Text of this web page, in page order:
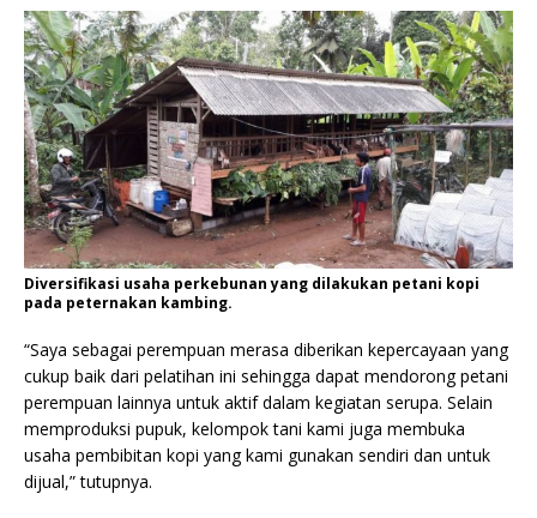
Diversifikasi usaha perkebunan yang dilakukan petani kopi
pada peternakan kambing.
“Saya sebagai perempuan merasa diberikan kepercayaan yang
cukup baik dari pelatihan ini sehingga dapat mendorong petani
perempuan lainnya untuk aktif dalam kegiatan serupa. Selain
memproduksi pupuk, kelompok tani kami juga membuka
usaha pembibitan kopi yang kami gunakan sendiri dan untuk
dijual,” tutupnya.